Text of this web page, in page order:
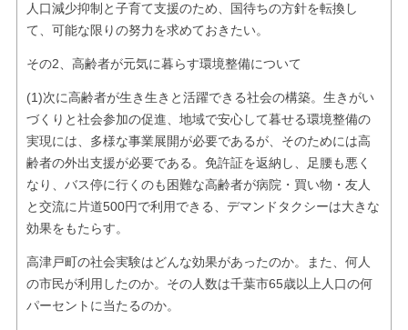
人口減少抑制と子育て支援のため、国待ちの方針を転換し
て、可能な限りの努力を求めておきたい。
その2、高齢者が元気に暮らす環境整備について
(1)次に高齢者が生き生きと活躍できる社会の構築。生きがい
づくりと社会参加の促進、地域で安心して暮せる環境整備の
実現には、多様な事業展開が必要であるが、そのためには高
齢者の外出支援が必要である。免許証を返納し、足腰も悪く
なり、バス停に行くのも困難な高齢者が病院・買い物・友人
と交流に片道500円で利用できる、デマンドタクシーは大きな
効果をもたらす。
高津戸町の社会実験はどんな効果があったのか。また、何人
の市民が利用したのか。その人数は千葉市65歳以上人口の何
パーセントに当たるのか。